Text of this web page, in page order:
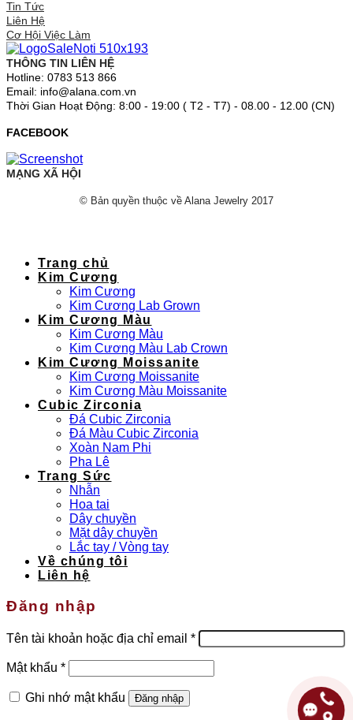
Tin Tức
Liên Hệ
Cơ Hội Việc Làm
THÔNG TIN LIÊN HỆ
Hotline: 0783 513 866
Email: info@alana.com.vn
Thời Gian Hoạt Động: 8:00 - 19:00 ( T2 - T7) - 08.00 - 12.00 (CN)
FACEBOOK
MẠNG XÃ HỘI
© Bản quyền thuộc về Alana Jewelry 2017
Trang chủ
Kim Cương
Kim Cương
Kim Cương Lab Grown
Kim Cương Màu
Kim Cương Màu
Kim Cương Màu Lab Crown
Kim Cương Moissanite
Kim Cương Moissanite
Kim Cương Màu Moissanite
Cubic Zirconia
Đá Cubic Zirconia
Đá Màu Cubic Zirconia
Xoàn Nam Phi
Pha Lê
Trang Sức
Nhẫn
Hoa tai
Dây chuyền
Mặt dây chuyền
Lắc tay / Vòng tay
Về chúng tôi
Liên hệ
Đăng nhập
Tên tài khoản hoặc địa chỉ email *Bắt
buộc
Mật khẩu *Bắt
buộc
Ghi nhớ mật khẩu
Đăng nhập